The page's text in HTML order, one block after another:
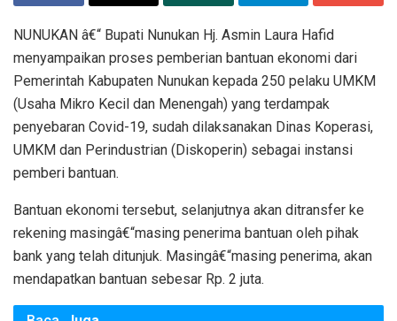
NUNUKAN â€“ Bupati Nunukan Hj. Asmin Laura Hafid
menyampaikan proses pemberian bantuan ekonomi dari
Pemerintah Kabupaten Nunukan kepada 250 pelaku UMKM
(Usaha Mikro Kecil dan Menengah) yang terdampak
penyebaran Covid-19, sudah dilaksanakan Dinas Koperasi,
UMKM dan Perindustrian (Diskoperin) sebagai instansi
pemberi bantuan.
Bantuan ekonomi tersebut, selanjutnya akan ditransfer ke
rekening masingâ€“masing penerima bantuan oleh pihak
bank yang telah ditunjuk. Masingâ€“masing penerima, akan
mendapatkan bantuan sebesar Rp. 2 juta.